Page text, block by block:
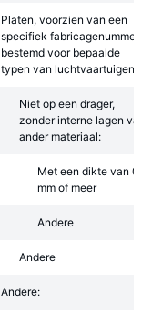
Platen, voorzien van een
specifiek fabricagenummer,
bestemd voor bepaalde
typen van luchtvaartuigen:
Niet op een drager,
zonder interne lagen van
ander materiaal:
Met een dikte van 0,8
mm of meer
Andere
Andere
Andere: